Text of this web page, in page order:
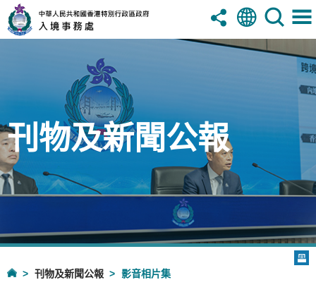
刊物及新聞公報
刊物及新聞公報 影音相片集